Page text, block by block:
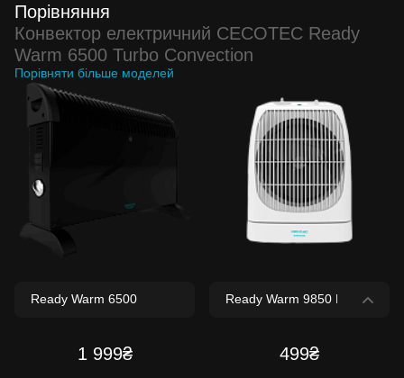
Порівняння
Конвектор електричний CECOTEC Ready
Warm 6500 Turbo Convection
Порівняти більше моделей
1 999₴ 499₴